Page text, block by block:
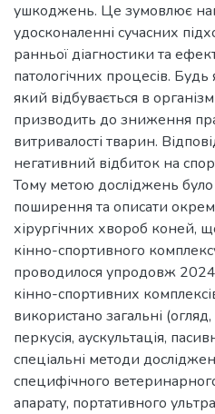
ушкоджень. Це зумовлює
удосконаленні сучасних
ранньої діагностики та
патологічних процесів. Будь
який відбувається в
призводить до зниження
витривалості тварин.
негативний відбиток на
Тому метою досліджень
поширення та описати
хірургічних хвороб коней,
кінно-спортивного
проводилося упродовж
кінно-спортивних
використано загальні
перкусія, аускультація,
спеціальні методи
специфічного
апарату, портативного